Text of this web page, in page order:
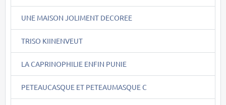
UNE MAISON JOLIMENT DECOREE
TRISO KIINENVEUT
LA CAPRINOPHILIE ENFIN PUNIE
PETEAUCASQUE ET PETEAUMASQUE C